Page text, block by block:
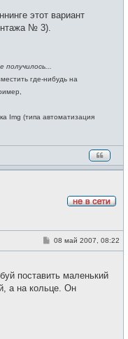
этот вариант
№ 3).
получилось...
где-нибудь на
Img (типа автоматизация
е
т
С
щ
н
08 май 2007, 08:22
поставить маленький
а на кольце. Он